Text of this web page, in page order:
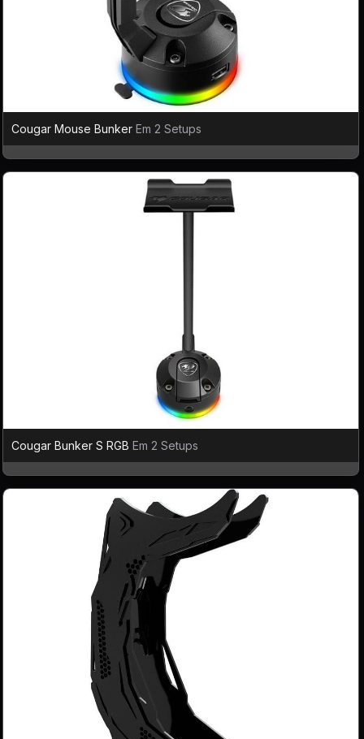
Cougar Mouse Bunker Em 2 Setups
Cougar Bunker S RGB Em 2 Setups